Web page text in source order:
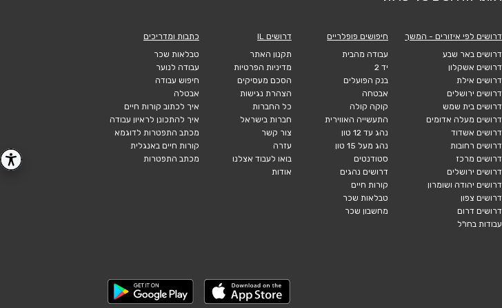
דרושים לפי איזורים - המשך
דרושים באר שבע
דרושים אשקלון
דרושים אילת
דרושים ירושלים
דרושים בית שמש
דרושים מעלה אדומים
דרושים אשדוד
דרושים רחובות
דרושים מרכז
דרושים ירושלים
דרושים יהודה ושומרון
דרושים צפון
דרושים דרום
עבודות בחו"ל
חיפושים פופלריים
עבודה מהבית
יד 2
בנק הפועלים
אבטחה
קוקה קולה
התעשייה האווירית
נהג עד 12 טון
נהג מעל 15 טון
סטודנטים
דרושים נהגים
קורות חיים
טבלאות שכר
מחשבון שכר
דרושים IL
תקנון האתר
מדיניות הפרטיות
הסכם מעסיקים
הצהרת נגישות
כל החברות
חברות בישראל
צור קשר
עזרה
בואו לעבוד אצלנו
אודות
כתבות ומדריכים
טבלאות שכר
עבודה לנוער
חיפוש עבודה
אבטלה
איך לכתוב קורות חיים
איך להתכונן לראיון עבודה
מכתב התפטרות לדוגמא
קורות חיים באנגלית
מכתב התפטרות